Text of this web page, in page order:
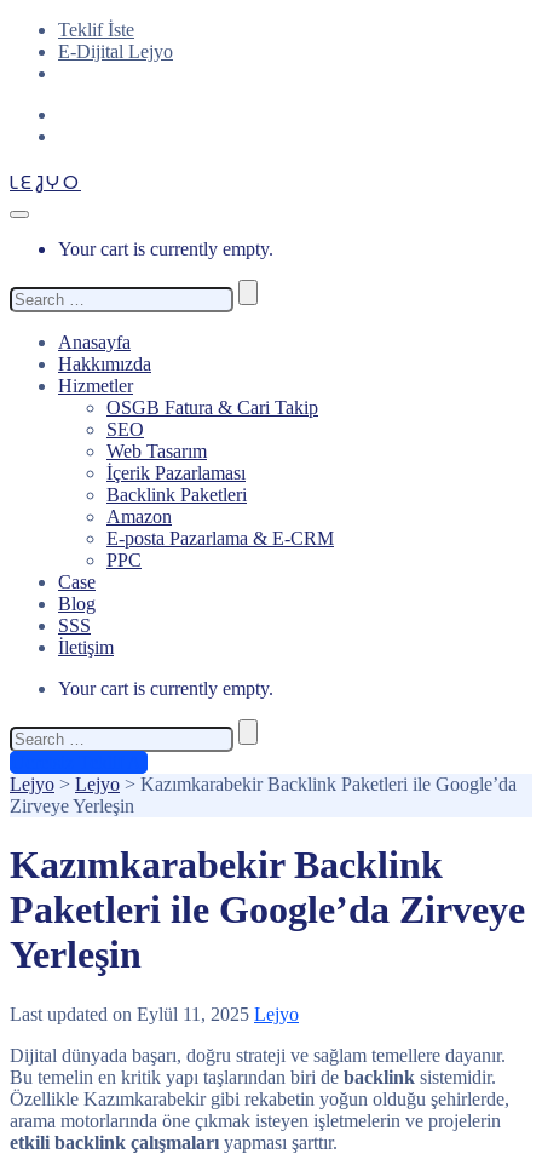
Teklif İste
E-Dijital Lejyo
LEJYO
Your cart is currently empty.
Search
for:
Anasayfa
Hakkımızda
Hizmetler
OSGB Fatura & Cari Takip
SEO
Web Tasarım
İçerik Pazarlaması
Backlink Paketleri
Amazon
E-posta Pazarlama & E-CRM
PPC
Case
Blog
SSS
İletişim
Your cart is currently empty.
Search
for:
Lejyo > Lejyo > Kazımkarabekir Backlink Paketleri ile Google’da
Zirveye Yerleşin
Kazımkarabekir Backlink
Paketleri ile Google’da Zirveye
Yerleşin
Last updated on Eylül 11, 2025 Lejyo
Dijital dünyada başarı, doğru strateji ve sağlam temellere dayanır.
Bu temelin en kritik yapı taşlarından biri de backlink sistemidir.
Özellikle Kazımkarabekir gibi rekabetin yoğun olduğu şehirlerde,
arama motorlarında öne çıkmak isteyen işletmelerin ve projelerin
etkili backlink çalışmaları yapması şarttır.